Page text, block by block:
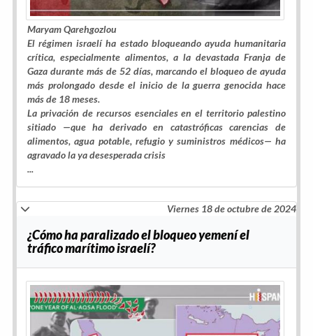
Maryam Qarehgozlou
El régimen israelí ha estado bloqueando ayuda humanitaria
crítica, especialmente alimentos, a la devastada Franja de
Gaza durante más de 52 días, marcando el bloqueo de ayuda
más prolongado desde el inicio de la guerra genocida hace
más de 18 meses.
La privación de recursos esenciales en el territorio palestino
sitiado —que ha derivado en catastróficas carencias de
alimentos, agua potable, refugio y suministros médicos— ha
agravado la ya desesperada crisis
...
Viernes 18 de octubre de 2024
¿Cómo ha paralizado el bloqueo yemení el
tráfico marítimo israelí?